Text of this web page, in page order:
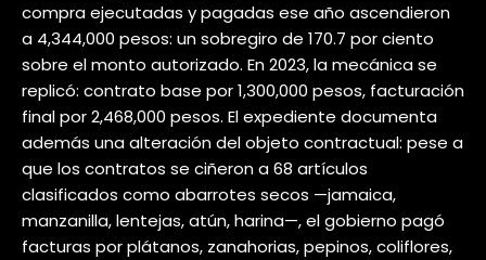
compra ejecutadas y pagadas ese año ascendieron
a 4,344,000 pesos: un sobregiro de 170.7 por ciento
sobre el monto autorizado. En 2023, la mecánica se
replicó: contrato base por 1,300,000 pesos, facturación
final por 2,468,000 pesos. El expediente documenta
además una alteración del objeto contractual: pese a
que los contratos se ciñeron a 68 artículos
clasificados como abarrotes secos —jamaica,
manzanilla, lentejas, atún, harina—, el gobierno pagó
facturas por plátanos, zanahorias, pepinos, coliflores,